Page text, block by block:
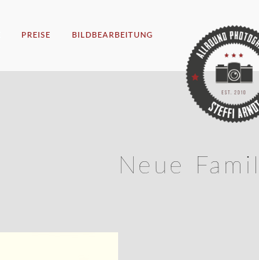
PREISE BILDBEARBEITUNG
Neue